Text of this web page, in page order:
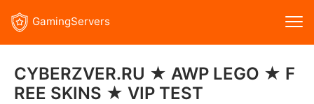
GamingServers
CYBERZVER.RU ★ AWP LEGO ★ F
REE SKINS ★ VIP TEST